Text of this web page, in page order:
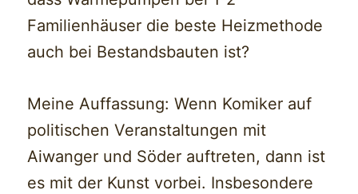
Familienhäuser die beste Heizmethode
auch bei Bestandsbauten ist?
Meine Auffassung: Wenn Komiker auf
politischen Veranstaltungen mit
Aiwanger und Söder auftreten, dann ist
es mit der Kunst vorbei. Insbesondere